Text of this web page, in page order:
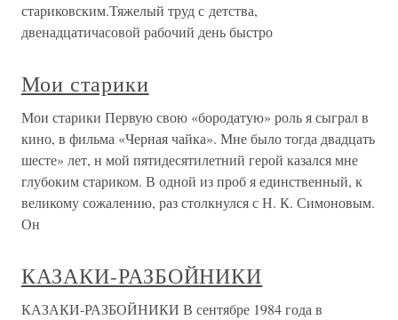
стариковским.Тяжелый труд с детства,
двенадцатичасовой рабочий день быстро
Мои старики
Мои старики Первую свою «бородатую» роль я сыграл в
кино, в фильма «Черная чайка». Мне было тогда двадцать
шесте» лет, н мой пятидесятилетний герой казался мне
глубоким стариком. В одной из проб я единственный, к
великому сожалению, раз столкнулся с Н. К. Симоновым.
Он
КАЗАКИ-РАЗБОЙНИКИ
КАЗАКИ-РАЗБОЙНИКИ В сентябре 1984 года в